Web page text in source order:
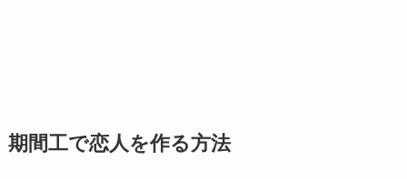
期間工で恋人を作る方法